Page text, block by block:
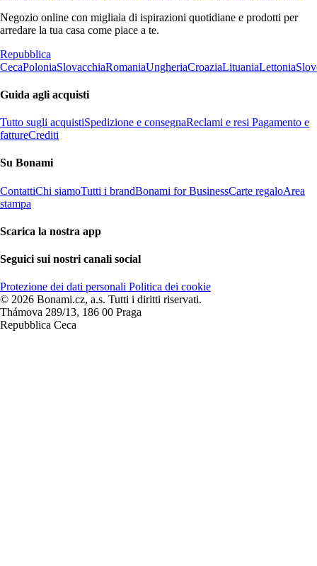
Negozio online con migliaia di ispirazioni quotidiane e prodotti per
arredare la tua casa come piace a te.
Repubblica
CecaPoloniaSlovacchiaRomaniaUngheriaCroaziaLituaniaLettonia
Guida agli acquisti
Tutto sugli acquistiSpedizione e consegnaReclami e resi Pagamento e
fattureCrediti
Su Bonami
ContattiChi siamoTutti i brandBonami for BusinessCarte regaloArea
stampa
Scarica la nostra app
Seguici sui nostri canali social
Protezione dei dati personali Politica dei cookie
© 2026 Bonami.cz, a.s. Tutti i diritti riservati.
Thámova 289/13, 186 00 Praga
Repubblica Ceca